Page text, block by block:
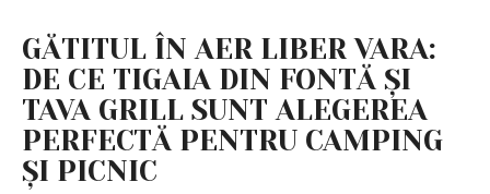
GĂTITUL ÎN AER LIBER VARA:
DE CE TIGAIA DIN FONTĂ ȘI
TAVA GRILL SUNT ALEGEREA
PERFECTĂ PENTRU CAMPING
ȘI PICNIC